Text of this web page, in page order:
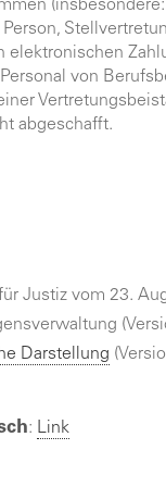
elektronischen
von
abgeschafft.
Justiz vom 23.
Darstellung
: Link